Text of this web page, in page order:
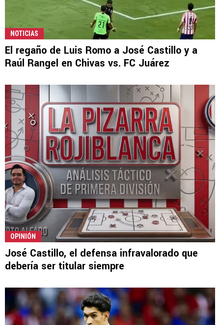
NOTICIAS
El regaño de Luis Romo a José Castillo y a
Raúl Rangel en Chivas vs. FC Juárez
OPINIÓN
José Castillo, el defensa infravalorado que
debería ser titular siempre